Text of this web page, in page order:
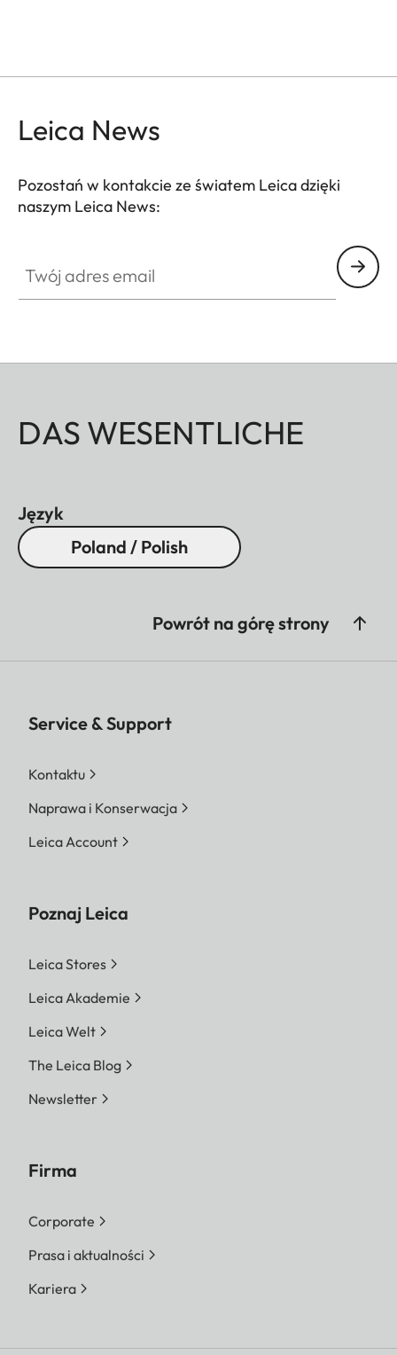
Leica News
Pozostań w kontakcie ze światem Leica dzięki
naszym Leica News:
DAS WESENTLICHE
Język
Poland / Polish
Powrót na górę strony
Service & Support
Kontaktu
Naprawa i Konserwacja
Leica Account
Poznaj Leica
Leica Stores
Leica Akademie
Leica Welt
The Leica Blog
Newsletter
Firma
Corporate
Prasa i aktualności
Kariera